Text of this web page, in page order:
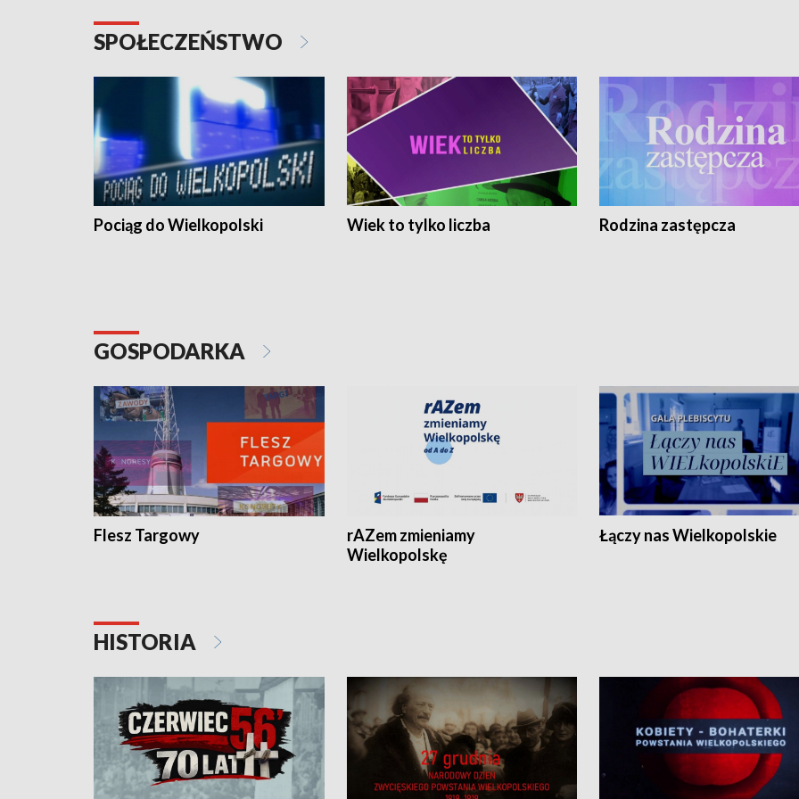
SPOŁECZEŃSTWO
Pociąg do Wielkopolski Wiek to tylko liczba Rodzina zastępcza
GOSPODARKA
Flesz Targowy
rAZem zmieniamy
Wielkopolskę
Łączy nas Wielkopolskie
HISTORIA